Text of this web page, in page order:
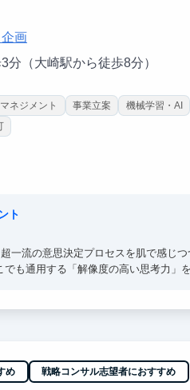
画
（大崎駅から徒歩8分）
ネジメント 事業立案 機械学習・AI
ト
一流の意思決定プロセスを肌で感じつ
も通用する「解像度の高い思考力」
フィスに来るだけで視座が高まる刺
め 戦略コンサル志望者におすすめ